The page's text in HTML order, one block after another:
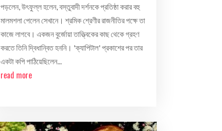
পড়লেন, উৎফুল্ল হলেন, বস্তুবাদী দর্শনকে প্রতিষ্ঠা করার বহু
মালমশলা পেলেন সেখানে। শ্রমিক শ্রেণীর রাজনীতির পক্ষে তা
কাজে লাগবে। একজন বুর্জোয়া তাত্ত্বিকের কাছ থেকে গ্রহণ
করতে তিনি দ্বিধান্বিত হননি। 'ক্যাপিটাল' প্রকাশের পর তার
একটা কপি পাঠিয়েছিলেন...
read more